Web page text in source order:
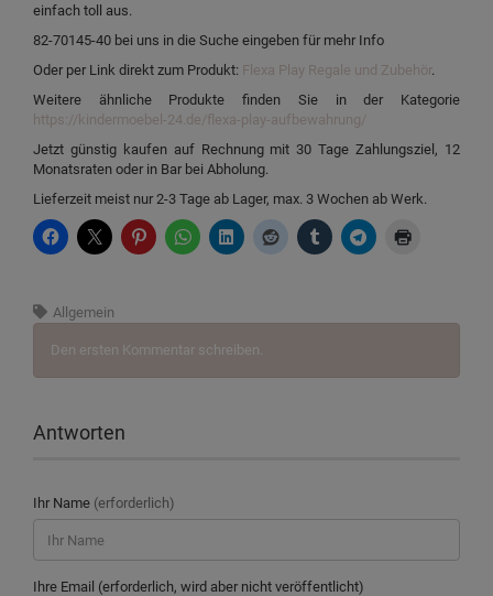
einfach toll aus.
82-70145-40 bei uns in die Suche eingeben für mehr Info
Oder per Link direkt zum Produkt: Flexa Play Regale und Zubehör.
Weitere ähnliche Produkte finden Sie in der Kategorie
https://kindermoebel-24.de/flexa-play-aufbewahrung/
Jetzt günstig kaufen auf Rechnung mit 30 Tage Zahlungsziel, 12
Monatsraten oder in Bar bei Abholung.
Lieferzeit meist nur 2-3 Tage ab Lager, max. 3 Wochen ab Werk.
Allgemein
Den ersten Kommentar schreiben.
Antworten
Ihr Name (erforderlich)
Ihre Email (erforderlich, wird aber nicht veröffentlicht)